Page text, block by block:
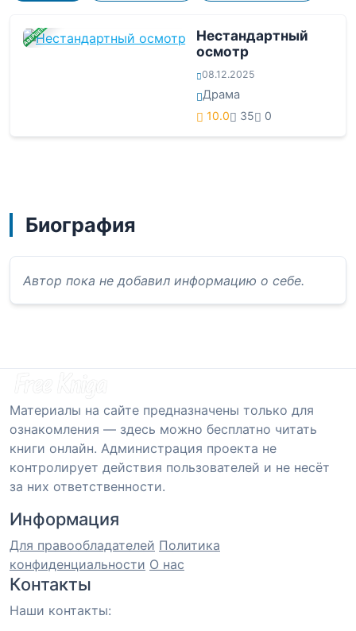
ЗАВЕРШЕНА
Нестандартный
осмотр
08.12.2025
Драма
10.0 35 0
Биография
Автор пока не добавил информацию о себе.
Материалы на сайте предназначены только для
ознакомления — здесь можно бесплатно читать
книги онлайн. Администрация проекта не
контролирует действия пользователей и не несёт
за них ответственности.
Информация
Для правообладателей Политика
конфиденциальности О нас
Контакты
Наши контакты: